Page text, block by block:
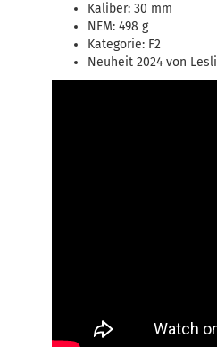
Kaliber: 30 mm
NEM: 498 g
Kategorie: F2
Neuheit 2024 von Lesli